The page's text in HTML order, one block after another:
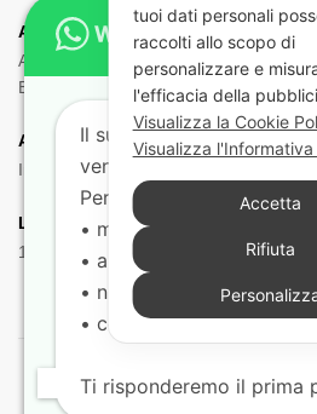
ADR:
Adr Equipaggiamento
Borsa ADR
Etichette e Pannelli
Filtri Maschere
Aria:
Impianto Aria
Lampadine:
12V
24V
© 2021 Barny Ricambi Camion.
tuoi dati personali
raccolti allo scopo di
personalizzare e
l'efficacia della
Visualizza la Cookie
Visualizza
Accetta
Rifiuta
Il supporto tecnico
venerdì dalle 9:00 alle
Per aiutarti più
• marca e modello del
• anno
• nr. di telaio
• codice del ricambio (se
Ti risponderemo il prima